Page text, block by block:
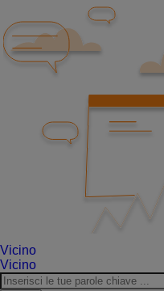
Vicino
Vicino